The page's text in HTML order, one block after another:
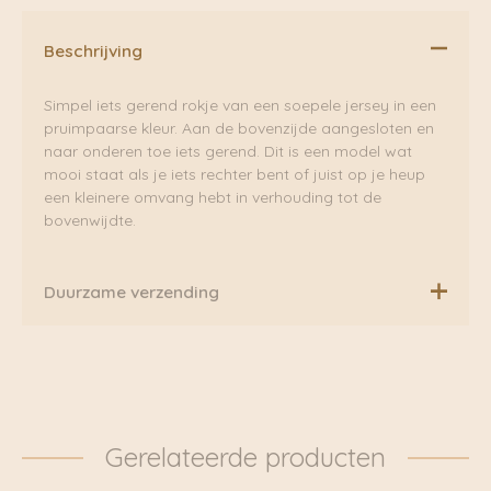
Beschrijving
Simpel iets gerend rokje van een soepele jersey in een
pruimpaarse kleur. Aan de bovenzijde aangesloten en
naar onderen toe iets gerend. Dit is een model wat
mooi staat als je iets rechter bent of juist op je heup
een kleinere omvang hebt in verhouding tot de
bovenwijdte.
Duurzame verzending
daadwerkelijk met de fiets bezorgd. Klik voor meer
Gerelateerde producten